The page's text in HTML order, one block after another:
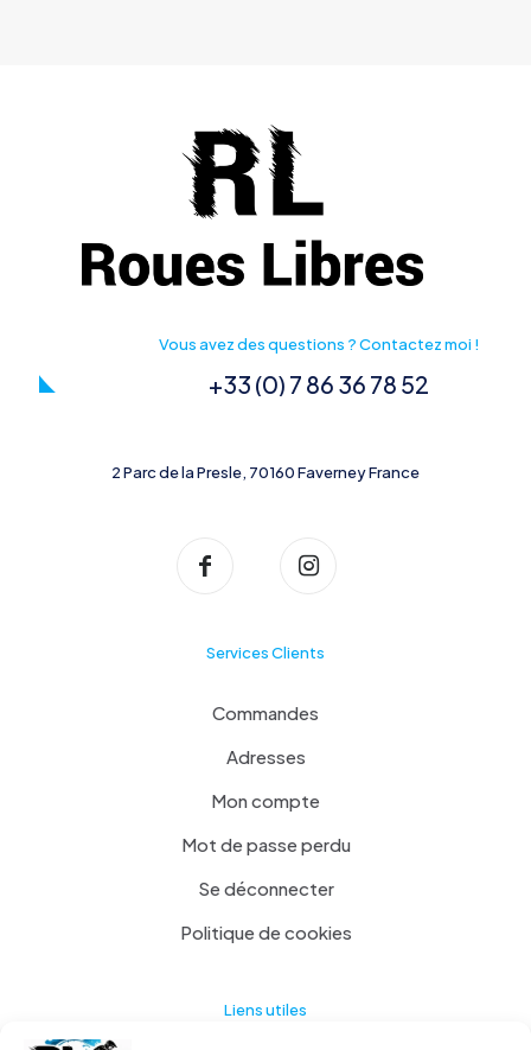
Vous avez des questions ? Contactez moi !
+33 (0) 7 86 36 78 52
2 Parc de la Presle, 70160 Faverney France
Services Clients
Commandes
Adresses
Mon compte
Mot de passe perdu
Se déconnecter
Politique de cookies
Liens utiles